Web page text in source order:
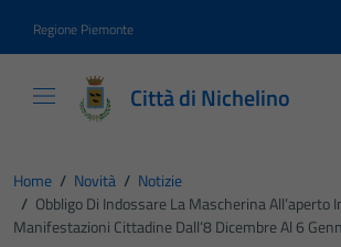
Regione Piemonte
Città di Nichelino
Home / Novità / Notizie
/ Obbligo Di Indossare La Mascherina All’aperto
Manifestazioni Cittadine Dall’8 Dicembre Al 6